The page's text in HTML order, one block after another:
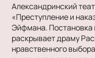
Александринский
«Преступление и
Эйфмана. Постановка
раскрывает драму
нравственного